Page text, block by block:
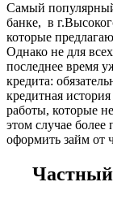
Самый популярный
банке, в
которые
Однако не для
последнее время
кредита:
кредитная
работы, которые
этом случае
оформить займ от